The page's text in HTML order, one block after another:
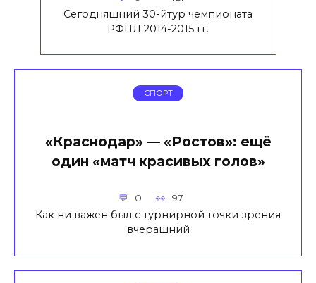
Сегодняшний 30-йтур чемпионата
РФПЛ 2014-2015 гг.
СПОРТ
«Краснодар» — «Ростов»: ещё
один «матч красивых голов»
0 97
Как ни важен был с турнирной точки зрения
вчерашний